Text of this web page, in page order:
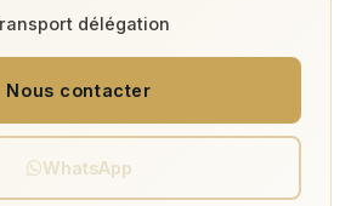
délégation
Nous contacter
WhatsApp